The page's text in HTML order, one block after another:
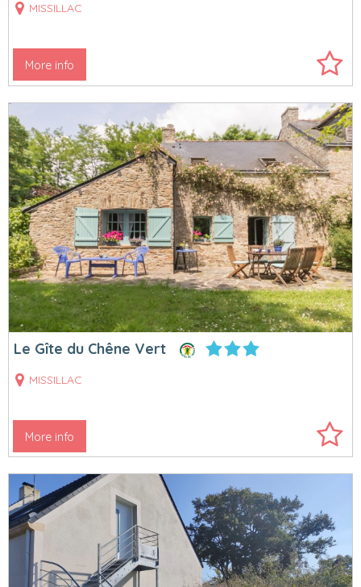
MISSILLAC
More info
Le Gîte du Chêne Vert
MISSILLAC
More info